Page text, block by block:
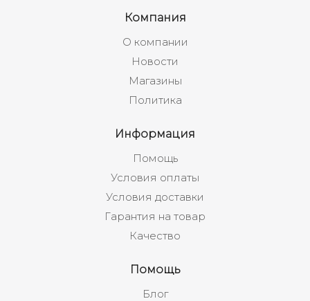
Компания
О компании
Новости
Магазины
Политика
Информация
Помощь
Условия оплаты
Условия доставки
Гарантия на товар
Качество
Помощь
Блог